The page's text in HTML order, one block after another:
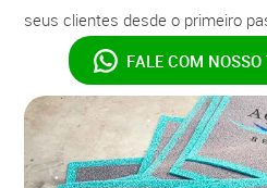
seus clientes desde o primeiro
FALE COM NOSSO